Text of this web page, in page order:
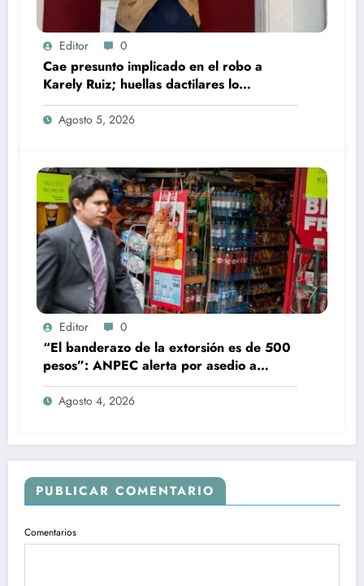
Editor 0
Cae presunto implicado en el robo a
Karely Ruiz; huellas dactilares lo
delataron
Agosto 5, 2026
Editor 0
“El banderazo de la extorsión es de 500
pesos”: ANPEC alerta por asedio a
tienditas
Agosto 4, 2026
PUBLICAR COMENTARIO
Comentarios